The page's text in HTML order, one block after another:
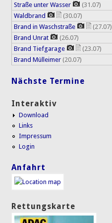
Straße unter Wasser
(31.07)
Waldbrand
(30.07)
Brand in Waschstraße
(27.07)
Brand Unrat
(26.07)
Brand Tiefgarage
(23.07)
Brand Mülleimer (20.07)
Nächste Termine
Interaktiv
Download
Links
Impressum
Login
Anfahrt
Rettungskarte